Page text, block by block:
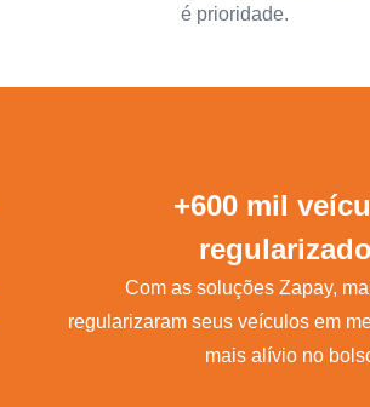
é prioridade.
+600 mil
Com as soluções Zapay,
regularizaram seus veículos em
mais alívio no